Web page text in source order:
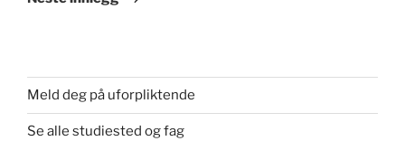
Meld deg på uforpliktende
Se alle studiested og fag